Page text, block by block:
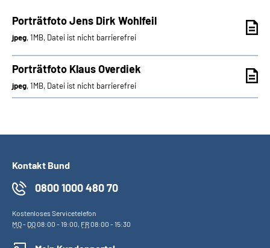
Porträtfoto Jens Dirk Wohlfeil
jpeg, 1MB, Datei ist nicht barrierefrei
Porträtfoto Klaus Overdiek
jpeg, 1MB, Datei ist nicht barrierefrei
Kontakt Bund
0800 1000 480 70
Kostenloses Servicetelefon
MO- DO08:00 - 19:00, FR08:00 - 15:30